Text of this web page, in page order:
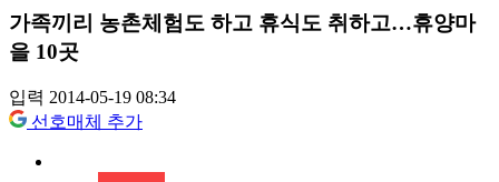
가족끼리 농촌체험도 하고 휴식도 취하고…휴양마
을 10곳
입력 2014-05-19 08:34
선호매체 추가